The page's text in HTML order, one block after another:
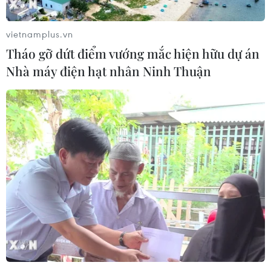
Lãnh đạo đảng Dân chủ Mỹ yêu cầu ông
Trump ra điều trần luận tội
18/11/2019 04:27
Lãnh đạo phe thiểu số tại Thượng viện Mỹ, Thượng nghị
sĩ Dân chủ bang New York, ông Chuck Schumer đã đề
nghị Tổng thống Donald Trump ra điều trần trong khuôn
khổ của cuộc điều tra luận tội.
vietnamplus.vn
Tháo gỡ dứt điểm vướng mắc hiện hữu dự án
Nhà máy điện hạt nhân Ninh Thuận